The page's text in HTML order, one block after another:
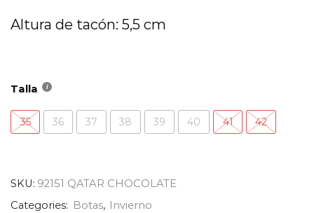
Altura de tacón: 5,5 cm
Talla
35 36 37 38 39 40 41 42
SKU: 92151 QATAR CHOCOLATE
Categories: Botas, Invierno